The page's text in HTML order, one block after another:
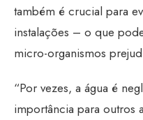
também é crucial para
instalações – o que
micro-organismos
“Por vezes, a água é
importância para outros